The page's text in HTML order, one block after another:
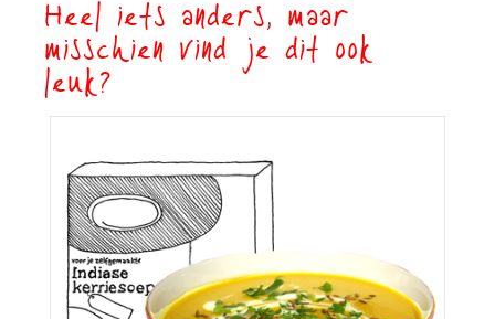
Heel iets anders, maar
misschien vind je dit ook
leuk?